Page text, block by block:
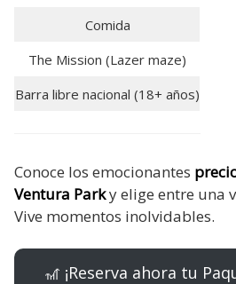
Comida
The Mission (Lazer maze)
Barra libre nacional (18+ años)
Conoce los emocionantes
Ventura Parky elige entre una
Vive momentos inolvidables.
🎢 ¡Reserva ahora tu